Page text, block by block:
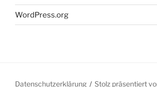
WordPress.org
Datenschutzerklärung Stolz präsentiert